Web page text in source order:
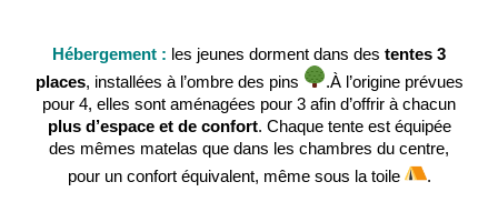
Hébergement : les jeunes dorment dans des tentes 3
places, installées à l’ombre des pins
.À l’origine prévues
pour 4, elles sont aménagées pour 3 afin d’offrir à chacun
plus d’espace et de confort. Chaque tente est équipée
des mêmes matelas que dans les chambres du centre,
pour un confort équivalent, même sous la toile
.